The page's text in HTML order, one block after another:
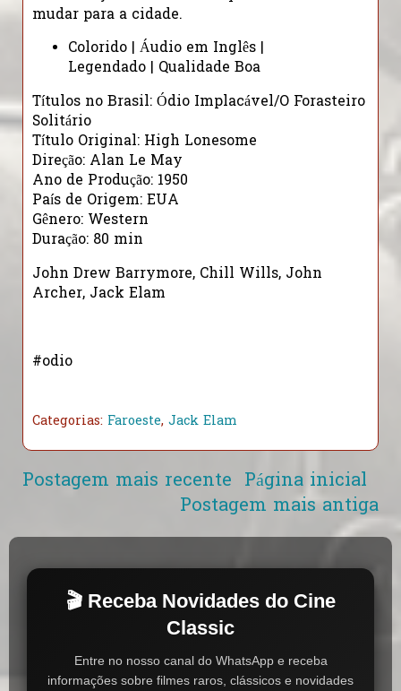
mudar para a cidade.
Colorido | Áudio em Inglês |
Legendado | Qualidade Boa
Títulos no Brasil: Ódio Implacável/O Forasteiro
Solitário
Título Original: High Lonesome
Direção: Alan Le May
Ano de Produção: 1950
País de Origem: EUA
Gênero: Western
Duração: 80 min
John Drew Barrymore, Chill Wills, John
Archer, Jack Elam
#odio
Categorias: Faroeste, Jack Elam
Postagem mais recente
Postagem mais antiga
Página inicial
🎬 Receba Novidades do Cine
Classic
Entre no nosso canal do WhatsApp e receba
informações sobre filmes raros, clássicos e novidades